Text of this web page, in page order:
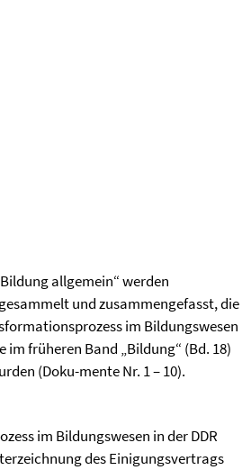
allgemein“ werden
und zusammengefasst, die
im Bildungswesen
früheren Band „Bildung“ (Bd. 18)
(Doku-mente Nr. 1–10).
im Bildungswesen in der DDR
des Einigungsvertrags